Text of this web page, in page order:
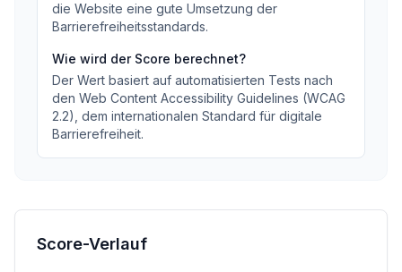
die Website eine gute Umsetzung der
Barrierefreiheitsstandards.
Wie wird der Score berechnet?
Der Wert basiert auf automatisierten Tests nach
den Web Content Accessibility Guidelines (WCAG
2.2), dem internationalen Standard für digitale
Barrierefreiheit.
Score-Verlauf